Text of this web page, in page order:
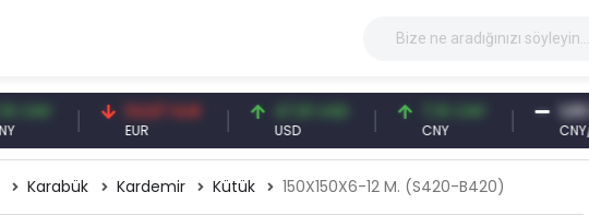
54,87 EUR
EUR
47,61 USD
USD
7,10 CNY
CNY
1,00 CNY
CNY/CNY
Karabük Kardemir Kütük 150X150X6-12 M. (S420-B420)